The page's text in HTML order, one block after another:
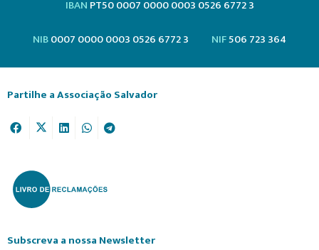
IBAN PT50 0007 0000 0003 0526 6772 3
NIB0007 0000 0003 0526 6772 3 NIF506 723 364
Partilhe a Associação Salvador
Subscreva a nossa Newsletter